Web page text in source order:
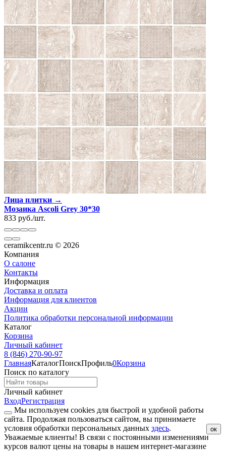
Лица плитки →
Мозаика Ascoli Grey 30*30
833 руб./шт.
ceramikcentr.ru © 2026
Компания
О салоне
Контакты
Информация
Доставка и оплата
Информация для клиентов
Акции
Политика обработки персональной информации
Каталог
Корзина
Личный кабинет
8 (846) 270-90-97
ГлавнаяКаталогПоискПрофиль0Корзина
Поиск по каталогу
Личный кабинет
ВходРегистрация
Мы используем cookies для быстрой и удобной работы
сайта. Продолжая пользоваться сайтом, вы принимаете
условия обработки персональных данных здесь. ок
Уважаемые клиенты! В связи с постоянными изменениями
курсов валют цены на товары в нашем интернет-магазине